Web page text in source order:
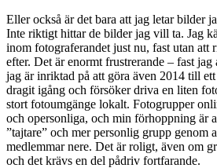
Eller också är det bara att jag letar bilder
Inte riktigt hittar de bilder jag vill ta. Jag
inom fotograferandet just nu, fast utan att
efter. Det är enormt frustrerande – fast jag
jag är inriktad på att göra även 2014 till
dragit igång och försöker driva en liten
stort fotoumgänge lokalt. Fotogrupper
och opersonliga, och min förhoppning är
”tajtare” och mer personlig grupp genom
medlemmar nere. Det är roligt, även om
och det krävs en del pådriv fortfarande.